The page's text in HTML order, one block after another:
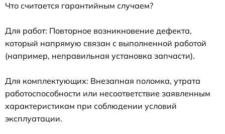
Что считается гарантийным случаем?
Для работ: Повторное возникновение дефекта,
который напрямую связан с выполненной работой
(например, неправильная установка запчасти).
Для комплектующих: Внезапная поломка, утрата
работоспособности или несоответствие заявленным
характеристикам при соблюдении условий
эксплуатации.